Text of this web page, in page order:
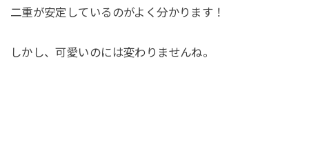
二重が安定しているのがよく分かります！
しかし、可愛いのには変わりませんね。